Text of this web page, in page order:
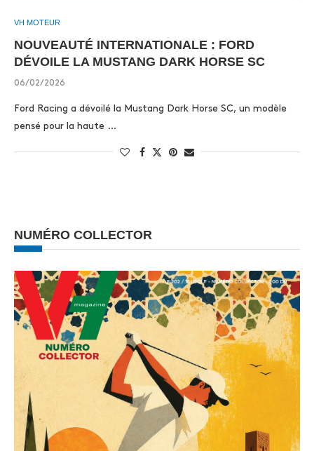
VH MOTEUR
NOUVEAUTÉ INTERNATIONALE : FORD
DÉVOILE LA MUSTANG DARK HORSE SC
06/02/2026
Ford Racing a dévoilé la Mustang Dark Horse SC, un modèle
pensé pour la haute …
NUMÉRO COLLECTOR